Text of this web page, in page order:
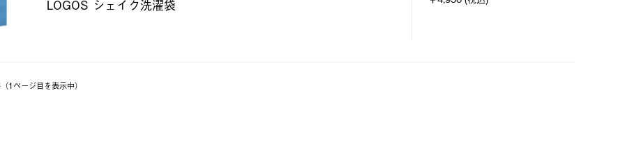
LOGOS シェイク洗濯袋
1ページ⽬を表⽰中）